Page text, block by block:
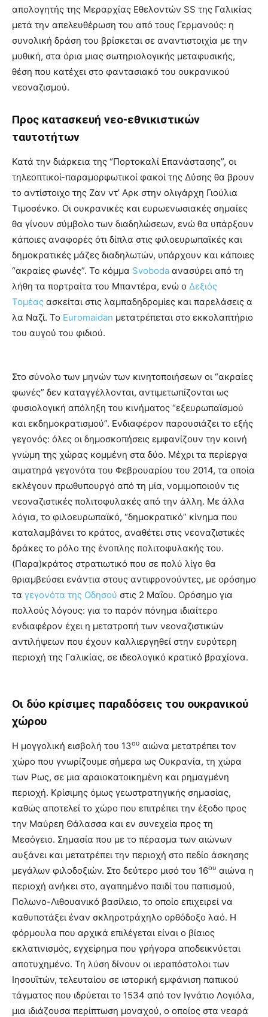
απολογητής της Μεραρχίας Εθελοντών SS της Γαλικίας
μετά την απελευθέρωση του από τους Γερμανούς: η
συνολική δράση του βρίσκεται σε αναντιστοιχία με την
μυθική, στα όρια μιας σωτηριολογικής μεταφυσικής,
θέση που κατέχει στο φαντασιακό του ουκρανικού
νεοναζισμού.
Προς κατασκευή νεο-εθνικιστικών
ταυτοτήτων
Κατά την διάρκεια της “Πορτοκαλί Επανάστασης”, οι
τηλεοπτικοί-παραμορφωτικοί φακοί της Δύσης θα βρουν
το αντίστοιχο της Ζαν ντ’ Αρκ στην ολιγάρχη Γιούλια
Τιμοσένκο. Οι ουκρανικές και ευρωενωσιακές σημαίες
θα γίνουν σύμβολο των διαδηλώσεων, ενώ θα υπάρξουν
κάποιες αναφορές ότι δίπλα στις φιλοευρωπαϊκές και
δημοκρατικές μάζες διαδηλωτών, υπάρχουν και κάποιες
“ακραίες φωνές”. Το κόμμα Svoboda ανασύρει από τη
λήθη τα πορτραίτα του Μπαντέρα, ενώ ο Δεξιός
Τομέας ασκείται στις λαμπαδηδρομίες και παρελάσεις α
λα Ναζί. Το Euromaidan μετατρέπεται στο εκκολαπτήριο
του αυγού του φιδιού.
Στο σύνολο των μηνών των κινητοποιήσεων οι “ακραίες
φωνές” δεν καταγγέλλονται, αντιμετωπίζονται ως
φυσιολογική απόληξη του κινήματος “εξευρωπαϊσμού
και εκδημοκρατισμού”. Ενδιαφέρον παρουσιάζει το εξής
γεγονός: όλες οι δημοσκοπήσεις εμφανίζουν την κοινή
γνώμη της χώρας κομμένη στα δύο. Μέχρι τα περίεργα
αιματηρά γεγονότα του Φεβρουαρίου του 2014, τα οποία
εκλέγουν πρωθυπουργό από τη μία, νομιμοποιούν τις
νεοναζιστικές πολιτοφυλακές από την άλλη. Με άλλα
λόγια, το φιλοευρωπαϊκό, “δημοκρατικό” κίνημα που
καταλαμβάνει το κράτος, αναθέτει στις νεοναζιστικές
δράκες το ρόλο της ένοπλης πολιτοφυλακής του.
(Παρα)κράτος στρατιωτικό που σε πολύ λίγο θα
θριαμβεύσει ενάντια στους αντιφρονούντες, με ορόσημο
τα γεγονότα της Οδησού στις 2 Μαΐου. Ορόσημο για
πολλούς λόγους: για το παρόν πόνημα ιδιαίτερο
ενδιαφέρον έχει η μετατροπή των νεοναζιστικών
αντιλήψεων που έχουν καλλιεργηθεί στην ευρύτερη
περιοχή της Γαλικίας, σε ιδεολογικό κρατικό βραχίονα.
Οι δύο κρίσιμες παραδόσεις του ουκρανικού
χώρου
Η μογγολική εισβολή του 13ου αιώνα μετατρέπει τον
χώρο που γνωρίζουμε σήμερα ως Ουκρανία, τη χώρα
των Ρως, σε μια αραιοκατοικημένη και ρημαγμένη
περιοχή. Κρίσιμης όμως γεωστρατηγικής σημασίας,
καθώς αποτελεί το χώρο που επιτρέπει την έξοδο προς
την Μαύρεη Θάλασσα και εν συνεχεία προς τη
Μεσόγειο. Σημασία που με το πέρασμα των αιώνων
αυξάνει και μετατρέπει την περιοχή στο πεδίο άσκησης
μεγάλων φιλοδοξιών. Στο δεύτερο μισό του 16ου αιώνα η
περιοχή ανήκει στο, αγαπημένο παιδί του παπισμού,
Πολωνο-Λιθουανικό βασίλειο, το οποίο επιχειρεί να
καθυποτάξει έναν σκληροτράχηλο ορθόδοξο λαό. Η
φόρμουλα που αρχικά επιλέγεται είναι ο βίαιος
εκλατινισμός, εγχείρημα που γρήγορα αποδεικνύεται
αποτυχημένο. Τη λύση δίνουν οι ιεραπόστολοι των
Ιησουϊτών, τελευταίου σε ιστορική εμφάνιση παπικού
τάγματος που ιδρύεται το 1534 από τον Ιγνάτιο Λογιόλα,
μια ιδιάζουσα περίπτωση μοναχού, ο οποίος στα νεαρά